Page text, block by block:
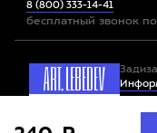
8 (800) 333-14-41
бесплатный звонок